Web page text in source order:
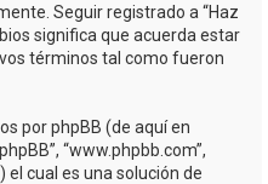
Seguir registrado a “Haz
significa que acuerda estar
términos tal como fueron
por phpBB (de aquí en
“www.phpbb.com”,
el cual es una solución de